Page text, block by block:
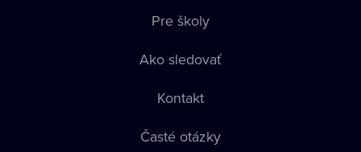
Pre školy
Ako sledovať
Kontakt
Časté otázky